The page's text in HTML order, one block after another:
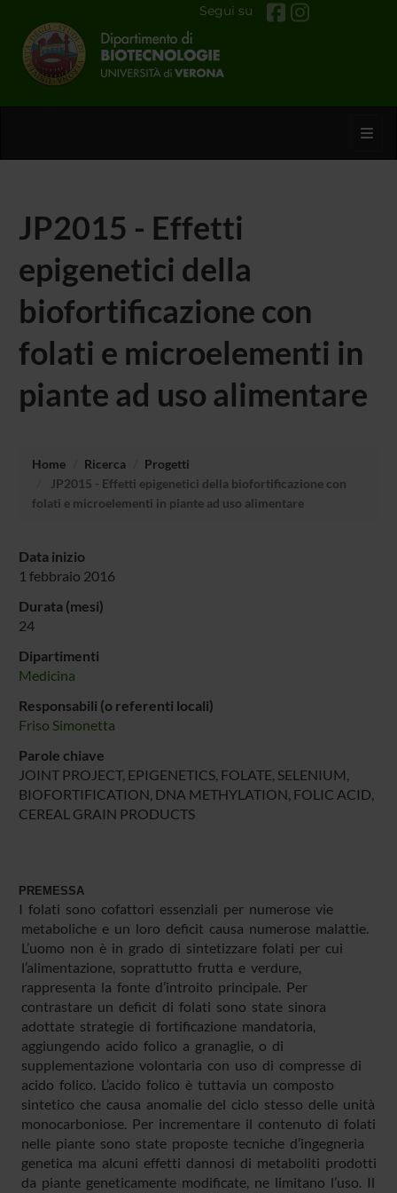
Segui su
JP2015 - Effetti
epigenetici della
biofortificazione con
folati e microelementi in
piante ad uso alimentare
Home Ricerca
Progetti
JP2015 - Effetti epigenetici della biofortificazione con
folati e microelementi in piante ad uso alimentare
Data inizio
1 febbraio 2016
Durata (mesi)
24
Dipartimenti
Medicina
Responsabili (o referenti locali)
Friso Simonetta
Parole chiave
JOINT PROJECT, EPIGENETICS, FOLATE, SELENIUM,
BIOFORTIFICATION, DNA METHYLATION, FOLIC ACID,
CEREAL GRAIN PRODUCTS
PREMESSA
I folati sono cofattori essenziali per numerose vie
metaboliche e un loro deficit causa numerose malattie.
L’uomo non è in grado di sintetizzare folati per cui
l’alimentazione, soprattutto frutta e verdure,
rappresenta la fonte d’introito principale. Per
contrastare un deficit di folati sono state sinora
adottate strategie di fortificazione mandatoria,
aggiungendo acido folico a granaglie, o di
supplementazione volontaria con uso di compresse di
acido folico. L’acido folico è tuttavia un composto
sintetico che causa anomalie del ciclo stesso delle unità
monocarboniose. Per incrementare il contenuto di folati
nelle piante sono state proposte tecniche d’ingegneria
genetica ma alcuni effetti dannosi di metaboliti prodotti
da piante geneticamente modificate, ne limitano l’uso. Il